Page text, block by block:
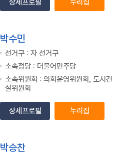
상세프로필 누리집
박수민
선거구 : 자 선거구
소속정당 : 더불어민주당
소속위원회 : 의회운영위원회, 도시건
설위원회
상세프로필 누리집
박승찬